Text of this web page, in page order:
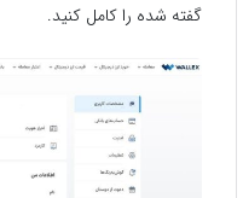
گفته شده را کامل کنید.